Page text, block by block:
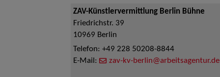
ZAV-Künstlervermittlung Berlin Bühne
Friedrichstr. 39
10969 Berlin
Telefon: +49 228 50208-8844
E-Mail:
zav-kv-berlin@arbeitsagentur.de